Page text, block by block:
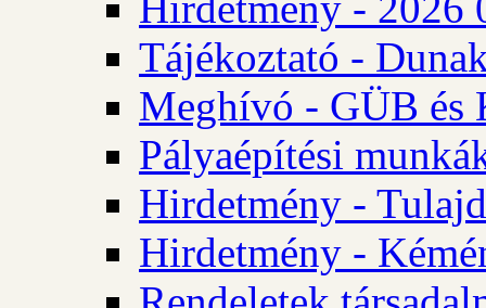
Tájékoztató -
Meghívó - GÜB és
Pályaépítési
Hirdetmény -
Hirdetmény -